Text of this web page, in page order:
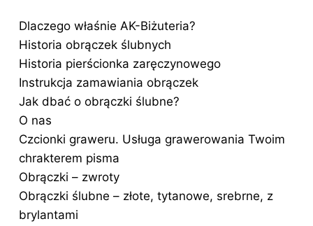
Dlaczego właśnie AK-Biżuteria?
Historia obrączek ślubnych
Historia pierścionka zaręczynowego
Instrukcja zamawiania obrączek
Jak dbać o obrączki ślubne?
O nas
Czcionki graweru. Usługa grawerowania Twoim
chrakterem pisma
Obrączki – zwroty
Obrączki ślubne – złote, tytanowe, srebrne, z
brylantami